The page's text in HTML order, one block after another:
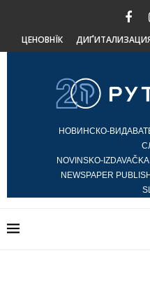
ЦЕНОВНЇК
НОВИНСКО-
NOVINSKO-
NEWSPAPER